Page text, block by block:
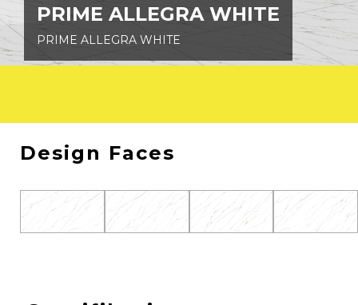
PRIME ALLEGRA WHITE
PRIME ALLEGRA WHITE
Design Faces
PEI RATING
MIN. CLASS 3
MOTIF